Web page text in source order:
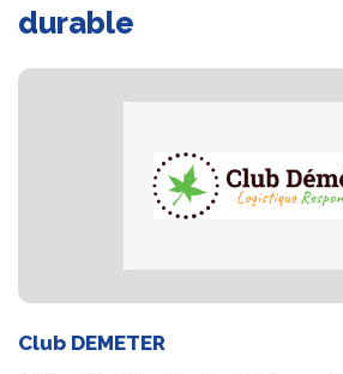
durable
Club DEMETER